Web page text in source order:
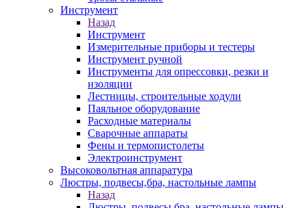
Инструмент
Назад
Инструмент
Измерительные приборы и тестеры
Инструмент ручной
Инструменты для опрессовки, резки и
изоляции
Лестницы, строительные ходули
Паяльное оборудование
Расходные материалы
Сварочные аппараты
Фены и термопистолеты
Электроинструмент
Высоковольтная аппаратура
Люстры, подвесы,бра, настольные лампы
Назад